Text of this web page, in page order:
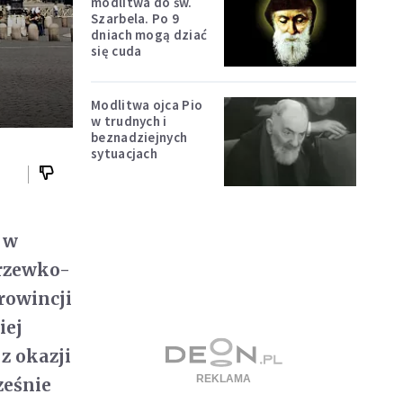
okazji
Szarbela. Po 9
dniach mogą dziać
się cuda
Modlitwa ojca Pio
w trudnych i
beznadziejnych
sytuacjach